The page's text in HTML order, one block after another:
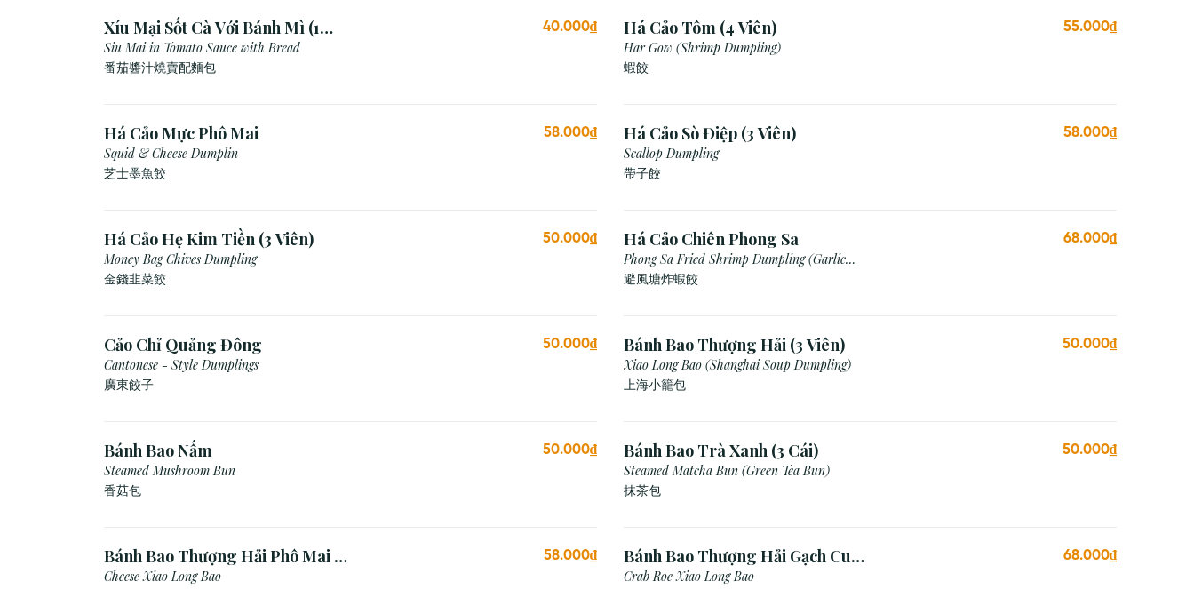
Xíu Mại Sốt Cà Với Bánh Mì (1
Viên)
Siu Mai in Tomato Sauce with Bread
番茄醬汁燒賣配麵包
40.000₫ Há Cảo Tôm (4 Viên)
Har Gow (Shrimp Dumpling)
蝦餃
55.000₫
Há Cảo Mực Phô Mai
Squid & Cheese Dumplin
芝⼠墨⿂餃
58.000₫ Há Cảo Sò Điệp (3 Viên)
Scallop Dumpling
帶子餃
58.000₫
Há Cảo Hẹ Kim Tiền (3 Viên)
Money Bag Chives Dumpling
金錢韭菜餃
50.000₫ Há Cảo Chiên Phong Sa
Phong Sa Fried Shrimp Dumpling (Garlic
Breadcrumb)
避風塘炸蝦餃
68.000₫
Cảo Chỉ Quảng Đông
Cantonese - Style Dumplings
廣東餃⼦
50.000₫ Bánh Bao Thượng Hải (3 Viên)
Xiao Long Bao (Shanghai Soup Dumpling)
上海小籠包
50.000₫
Bánh Bao Nấm
Steamed Mushroom Bun
香菇包
50.000₫ Bánh Bao Trà Xanh (3 Cái)
Steamed Matcha Bun (Green Tea Bun)
抹茶包
50.000₫
Bánh Bao Thượng Hải Phô Mai (3
Viên)
Cheese Xiao Long Bao
58.000₫
Bánh Bao Thượng Hải Gạch Cua
(3 Viên)
Crab Roe Xiao Long Bao
68.000₫